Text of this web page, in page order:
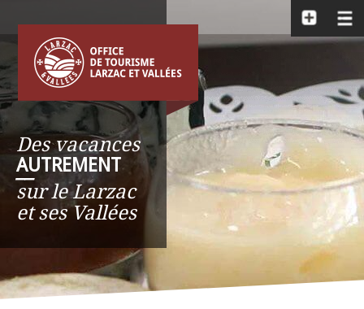
Des vacances
AUTREMENT
__
sur le Larzac
et ses Vallées